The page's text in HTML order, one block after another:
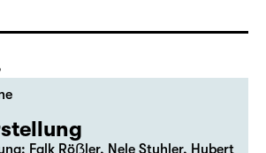
im Rangfoyer